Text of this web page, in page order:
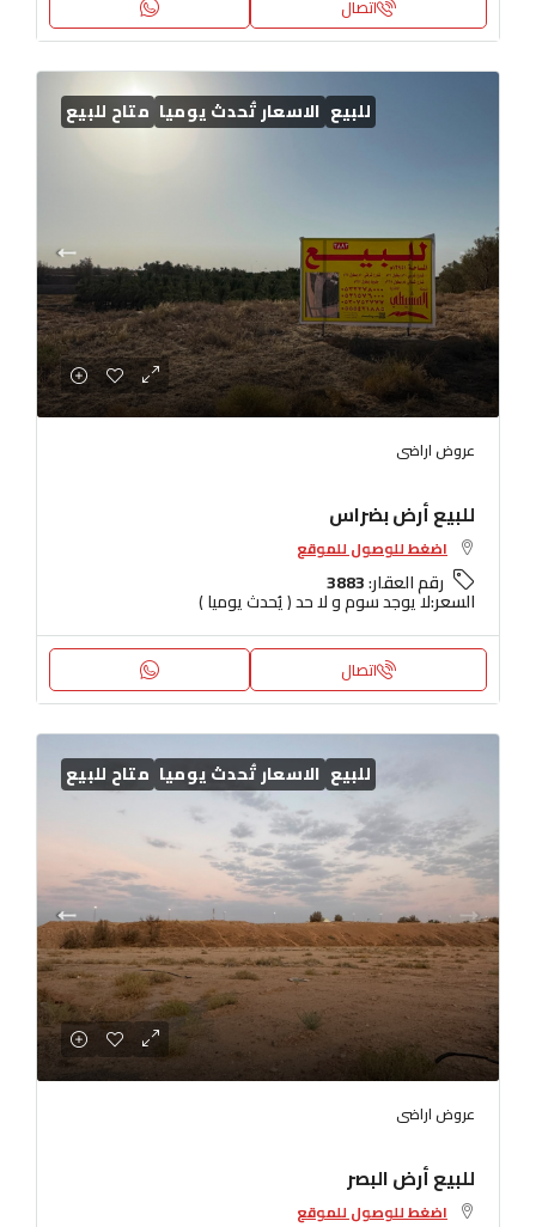
اتصال
للبيع الاسعار تُحدث يوميا متاح للبيع
عروض اراضى
للبيع أرض بضراس
اضغط للوصول للموقع
رقم العقار:3883
السعر:لا يوجد سوم و لا حد ( يُحدث يوميا )
اتصال
للبيع الاسعار تُحدث يوميا متاح للبيع
عروض اراضى
للبيع أرض البصر
اضغط للوصول للموقع